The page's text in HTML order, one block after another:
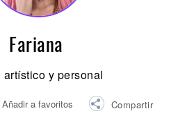
Fariana
artístico y personal
Añadir a favoritos Compartir